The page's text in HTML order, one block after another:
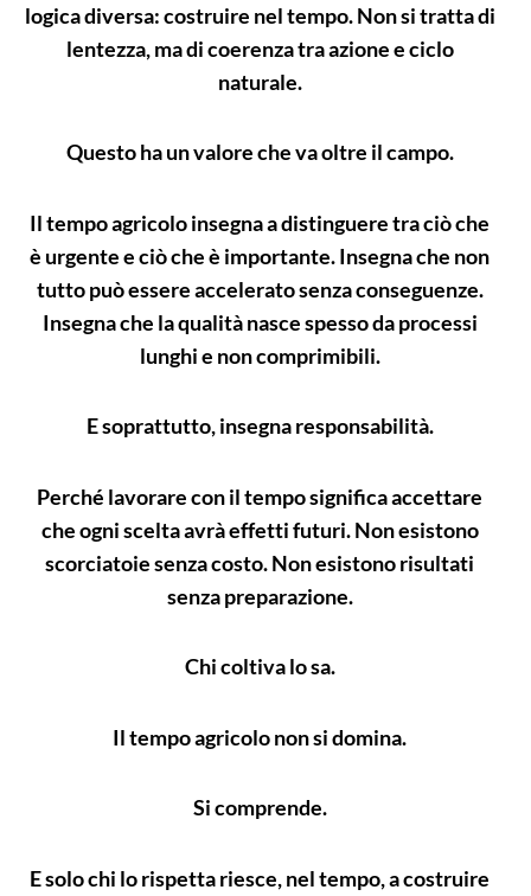
logica diversa: costruire nel tempo. Non si tratta di
lentezza, ma di coerenza tra azione e ciclo
naturale.
Questo ha un valore che va oltre il campo.
Il tempo agricolo insegna a distinguere tra ciò che
è urgente e ciò che è importante. Insegna che non
tutto può essere accelerato senza conseguenze.
Insegna che la qualità nasce spesso da processi
lunghi e non comprimibili.
E soprattutto, insegna responsabilità.
Perché lavorare con il tempo significa accettare
che ogni scelta avrà effetti futuri. Non esistono
scorciatoie senza costo. Non esistono risultati
senza preparazione.
Chi coltiva lo sa.
Il tempo agricolo non si domina.
Si comprende.
E solo chi lo rispetta riesce, nel tempo, a costruire